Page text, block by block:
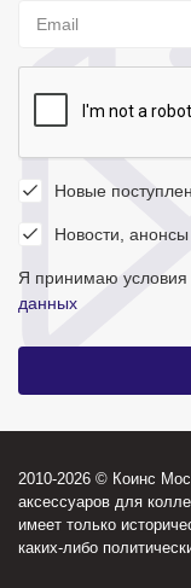
Новые
Новости,
Я принимаю условия
данных
2010-2026 © Коинс
аксессуаров для
имеет только
каких-либо